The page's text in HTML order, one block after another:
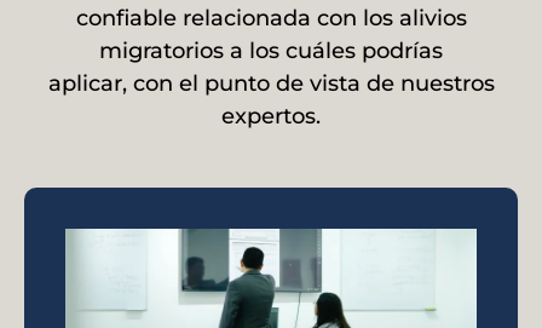
confiable relacionada con los alivios
migratorios a los cuáles podrías
aplicar, con el punto de vista de nuestros
expertos.